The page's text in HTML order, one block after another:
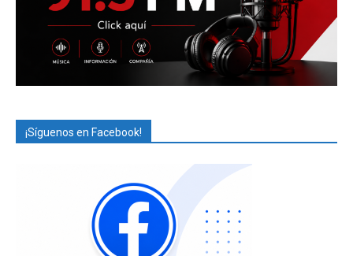
¡Síguenos en Facebook!